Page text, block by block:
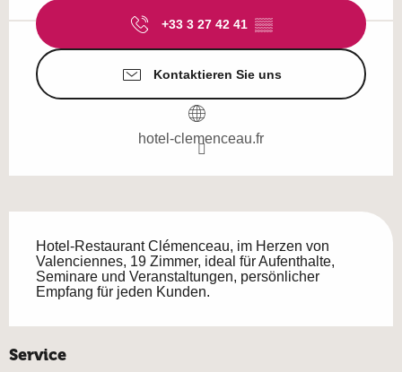
+33 3 27 42 41 ▒▒
Kontaktieren Sie uns
hotel-clemenceau.fr
Hotel-Restaurant Clémenceau, im Herzen von
Valenciennes, 19 Zimmer, ideal für Aufenthalte,
Seminare und Veranstaltungen, persönlicher
Empfang für jeden Kunden.
Service